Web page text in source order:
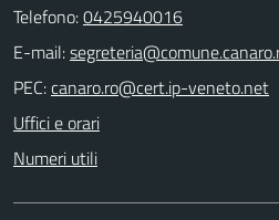
Telefono:0425940016
E-mail:
PEC:
Uffici e orari
Numeri utili